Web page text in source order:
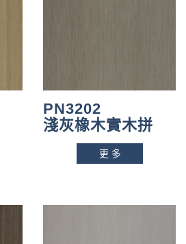
PN3202
淺灰橡木實木拼
更多